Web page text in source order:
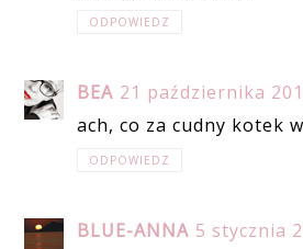
ODPOWIEDZ
BEA 21 października
ach, co za cudny kotek
ODPOWIEDZ
BLUE-ANNA 5 stycznia